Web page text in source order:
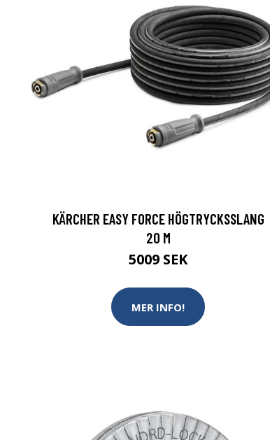
KÄRCHER EASY FORCE HÖGTRYCKSSLANG
20 M
5009 SEK
MER INFO!